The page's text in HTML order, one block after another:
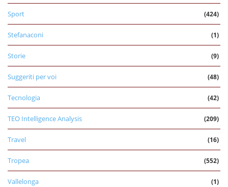
Sport (424)
Stefanaconi (1)
Storie (9)
Suggeriti per voi (48)
Tecnologia (42)
TEO Intelligence Analysis (209)
Travel (16)
Tropea (552)
Vallelonga (1)